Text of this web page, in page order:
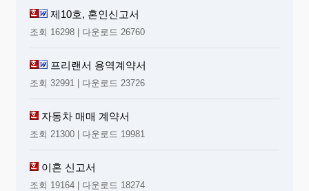
제10호, 혼인신고서
조회 16298 | 다운로드 26760
프리랜서 용역계약서
조회 32991 | 다운로드 23726
자동차 매매 계약서
조회 21300 | 다운로드 19981
이혼 신고서
조회 19164 | 다운로드 18274